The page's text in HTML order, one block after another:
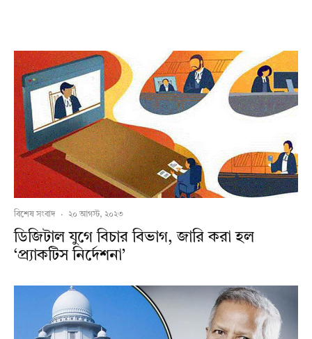
বিশেষ সংবাদ · ২০ আগস্ট, ২০২৩
ডিজিটাল যুগে বিচার বিভাগ, জারি করা হল
‘প্র্যাকটিস নির্দেশনা’